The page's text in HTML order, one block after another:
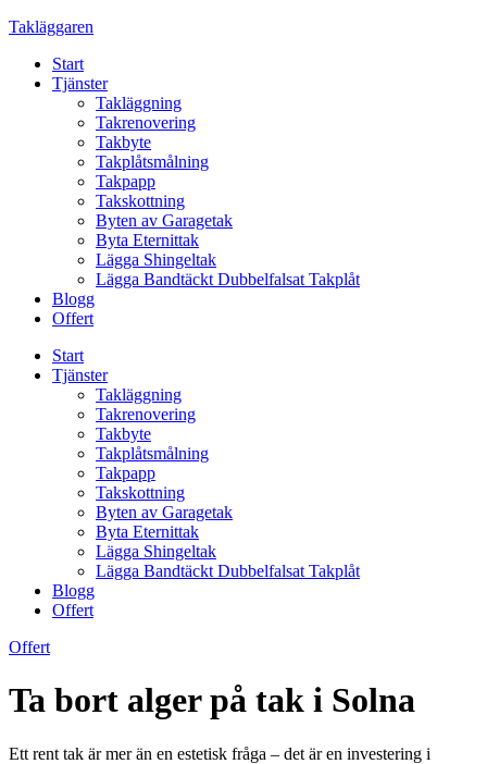
Skip
content
Takläggaren
Start
Tjänster
Takläggning
Takrenovering
Takbyte
Takplåtsmålning
Takpapp
Takskottning
Byten av Garagetak
Byta Eternittak
Lägga Shingeltak
Lägga Bandtäckt Dubbelfalsat Takplåt
Blogg
Offert
Start
Tjänster
Takläggning
Takrenovering
Takbyte
Takplåtsmålning
Takpapp
Takskottning
Byten av Garagetak
Byta Eternittak
Lägga Shingeltak
Lägga Bandtäckt Dubbelfalsat Takplåt
Blogg
Offert
Offert
Ta bort alger på tak i Solna
Ett rent tak är mer än en estetisk fråga – det är en investering i